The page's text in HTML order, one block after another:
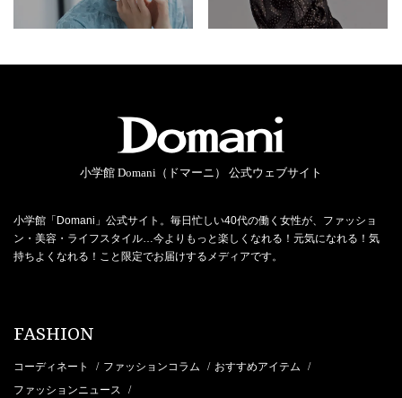
小学館 Domani（ドマーニ） 公式ウェブサイト
小学館「Domani」公式サイト。毎日忙しい40代の働く女性が、ファッショ
ン・美容・ライフスタイル…今よりもっと楽しくなれる！元気になれる！気
持ちよくなれる！こと限定でお届けするメディアです。
FASHION
コーディネート / ファッションコラム / おすすめアイテム /
ファッションニュース /